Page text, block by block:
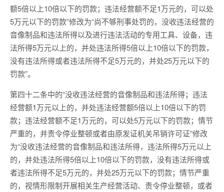
额5倍以上10倍以下的罚款；违法经营额不足1万元的，可以处
5万元以下的罚款”修改为“尚不够刑事处罚的，没收违法经营的
音像制品和违法所得以及进行违法活动的专用工具、设备，违
法所得5万元以上的，并处违法所得5倍以上10倍以下的罚款，
没有违法所得或者违法所得不足5万元的，并处25万元以下的
罚款”。
第四十二条中的“没收违法经营的音像制品和违法所得；违法
经营额1万元以上的，并处违法经营额5倍以上10倍以下的罚
款；违法经营额不足1万元的，可以处5万元以下的罚款；情节
严重的，并责令停业整顿或者由原发证机关吊销许可证”修改
为“没收违法经营的音像制品和违法所得，违法所得5万元以上
的，并处违法所得5倍以上10倍以下的罚款，没有违法所得或
者违法所得不足5万元的，并处25万元以下的罚款；情节严重
的，视情形限制开展相关生产经营活动、责令停业整顿，或者